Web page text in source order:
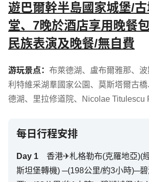
遊巴爾幹半島國家城堡/
堂、7晚於酒店享用晚餐
民族表演及晚餐/無自費
游玩景点： 布萊德湖、 盧布爾雅那、
利特維采湖羣國家公園 、 莫斯塔爾古橋
德湖、 里拉修道院、 Nicolae Titulescu
每日行程安排
Day 1
香港✈札格勒布(克羅地亞)(
斯坦堡轉機) ─(198公里/約3小時)─